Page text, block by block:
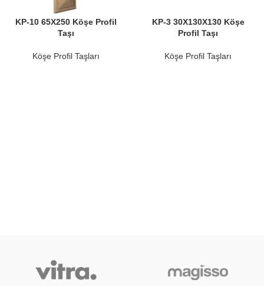
KP-10 65X250 Köşe Profil
Taşı
Köşe Profil Taşları
KP-3 30X130X130 Köşe
Profil Taşı
Köşe Profil Taşları